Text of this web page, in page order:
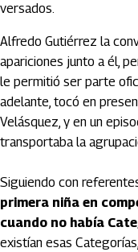
versados.
Alfredo Gutiérrez la
apariciones junto a él,
le permitió ser parte
adelante, tocó en
Velásquez, y en un
transportaba la
Siguiendo con
primera niña en
cuando no había
existían esas